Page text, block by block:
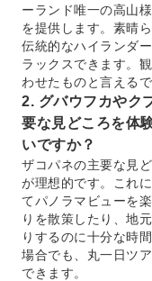
ーランド唯一の高山
を提供します。素晴
伝統的なハイランダ
ラックスできます。
わせたものと言えるで
2. グバウフカやク
要な見どころを体
いですか？
ザコパネの主要な見
が理想的です。これ
てパノラマビューを
りを散策したり、地
りするのに十分な時
場合でも、丸一日ツ
できます。